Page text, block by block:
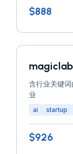
$888
含行业关键
业
ai startup
$926